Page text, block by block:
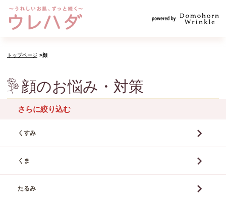
トップページ 顔
顔のお悩み・対策
さらに絞り込む
くすみ
くま
たるみ